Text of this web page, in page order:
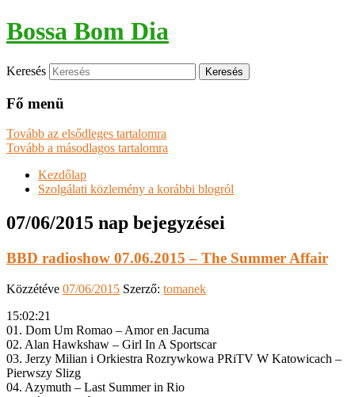
Bossa Bom Dia
Keresés
Fő menü
Tovább az elsődleges tartalomra
Tovább a másodlagos tartalomra
Kezdőlap
Szolgálati közlemény a korábbi blogról
07/06/2015 nap bejegyzései
BBD radioshow 07.06.2015 – The Summer Affair
Közzétéve 07/06/2015 Szerző: tomanek
15:02:21
01. Dom Um Romao – Amor en Jacuma
02. Alan Hawkshaw – Girl In A Sportscar
03. Jerzy Milian i Orkiestra Rozrywkowa PRiTV W Katowicach –
Pierwszy Slizg
04. Azymuth – Last Summer in Rio